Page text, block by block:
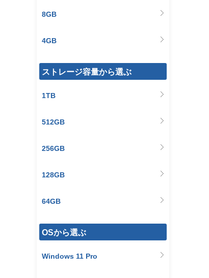
8GB
4GB
ストレージ容量から選ぶ
1TB
512GB
256GB
128GB
64GB
OSから選ぶ
Windows 11 Pro